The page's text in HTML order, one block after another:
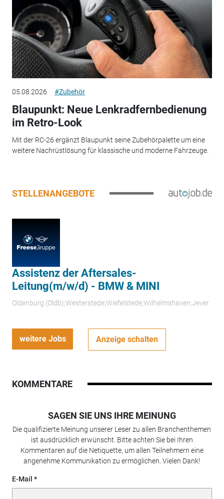
05.08.2026 #Zubehör
Blaupunkt: Neue Lenkradfernbedienung
im Retro-Look
Mit der RC-26 ergänzt Blaupunkt seine Zubehörpalette um eine
weitere Nachrüstlösung für klassische und moderne Fahrzeuge.
STELLENANGEBOTE
Assistenz der Aftersales-
Leitung(m/w/d) - BMW & MINI
Oldenburg (Oldb);Westerstede;Wiefelstede;Wilhelmshaven;Jever
weitere Jobs Anzeige schalten
KOMMENTARE
SAGEN SIE UNS IHRE MEINUNG
Die qualifizierte Meinung unserer Leser zu allen Branchenthemen
ist ausdrücklich erwünscht. Bitte achten Sie bei Ihren
Kommentaren auf die Netiquette, um allen Teilnehmern eine
angenehme Kommunikation zu ermöglichen. Vielen Dank!
E-Mail